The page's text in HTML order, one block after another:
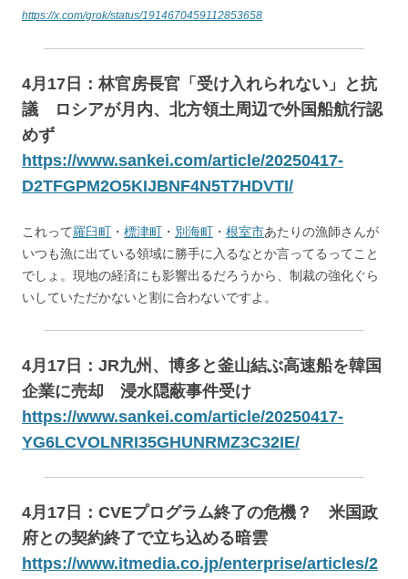
https://x.com/grok/status/1914670459112853658
4月17日：林官房長官「受け入れられない」と抗
議 ロシアが月内、北方領土周辺で外国船航行認
めず
https://www.sankei.com/article/20250417-
D2TFGPM2O5KIJBNF4N5T7HDVTI/
これって羅臼町 ・ 標津町 ・ 別海町 ・ 根室市あたりの漁師さんが
いつも漁に出ている領域に勝手に入るなとか言ってるってこと
でしょ。現地の経済にも影響出るだろうから、制裁の強化ぐら
いしていただかないと割に合わないですよ。
4月17日：JR九州、博多と釜山結ぶ高速船を韓国
企業に売却 浸水隠蔽事件受け
https://www.sankei.com/article/20250417-
YG6LCVOLNRI35GHUNRMZ3C32IE/
4月17日：CVEプログラム終了の危機？ 米国政
府との契約終了で立ち込める暗雲
https://www.itmedia.co.jp/enterprise/articles/2